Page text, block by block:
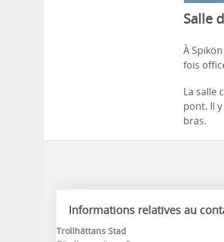
Salle
À
fois
La salle
pont. Il
bras.
Informations relatives au
Trollhättans Stad